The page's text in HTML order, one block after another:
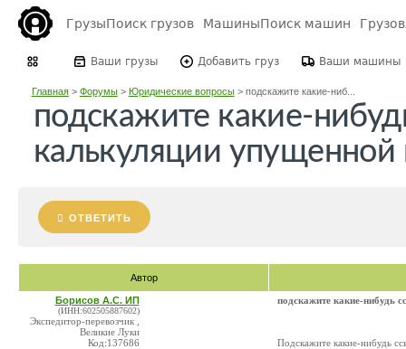
ГрузыПоиск грузов МашиныПоиск машин
Ваши грузы Добавить груз Ваши машины
Главная> Форумы> Юридические вопросы> подскажите какие-ниб...
подскажите какие-
калькуляции
ОТВЕТИТЬ
Автор
Борисов А.С. ИП
(ИНН:602505887602)
Экспедитор-перевозчик ,
Великие Луки
Код:137686
подскажите какие-нибудь
Подскажите какие-нибудь